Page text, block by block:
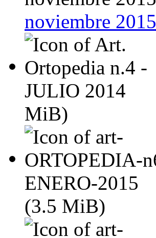
noviembre 2015
MiB)
(3.5 MiB)